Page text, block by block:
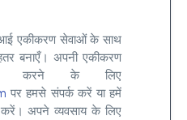
एकीकरण सेवाओं के साथ
बनाएँ। अपनी एकीकरण
करने के लिए
पर हमसे संपर्क करें या हमें
अपने व्यवसाय के लिए